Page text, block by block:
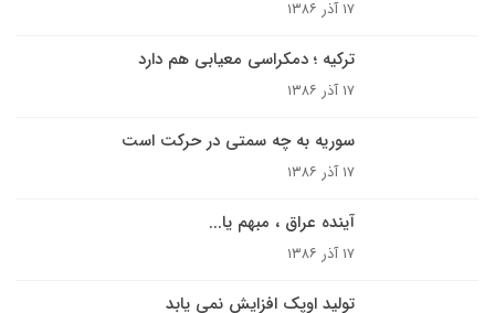
۱۷ آذر ۱۳۸۶
ترکیه ؛ دمکراسی معیابی هم دارد
۱۷ آذر ۱۳۸۶
سوریه به چه سمتی در حرکت است
۱۷ آذر ۱۳۸۶
آینده عراق ، مبهم یا...
۱۷ آذر ۱۳۸۶
توليد اوپک افزايش نمى يابد